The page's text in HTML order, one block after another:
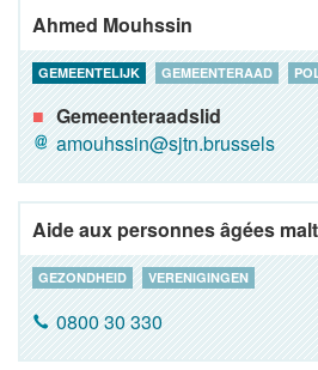
Ahmed Mouhssin
GEMEENTELIJK GEMEENTERAAD
Gemeenteraadslid
amouhssin@sjtn.brussels
Aide aux personnes âgées
GEZONDHEID VERENIGINGEN
0800 30 330